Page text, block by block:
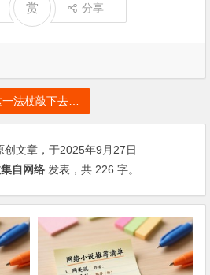
赏 分享
我这一法杖敲下去你可能会死下载
创文章，于2025年9月27日
自网络 发表，共 226 字。